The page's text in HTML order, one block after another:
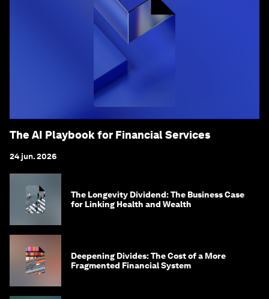
The AI Playbook for Financial Services
24 jun. 2026
The Longevity Dividend: The Business Case
for Linking Health and Wealth
Deepening Divides: The Cost of a More
Fragmented Financial System